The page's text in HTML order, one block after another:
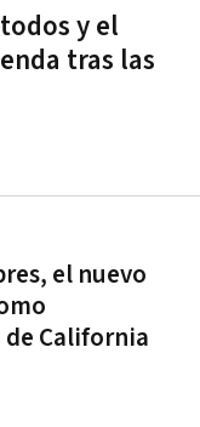
y el
tras las
el nuevo
California